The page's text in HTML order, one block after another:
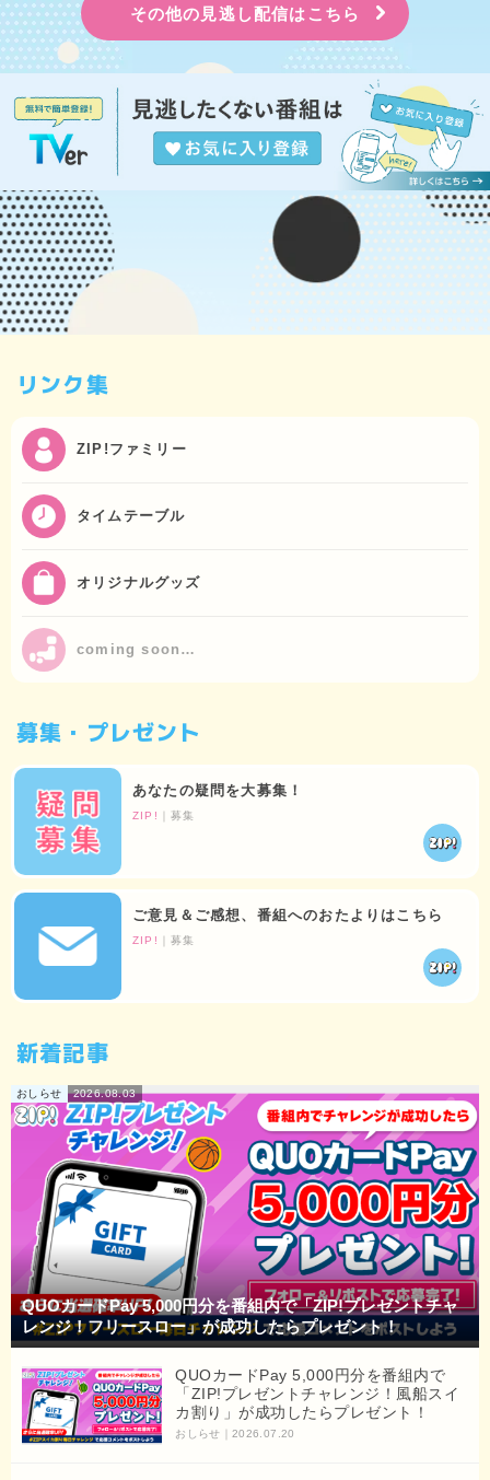
その他の見逃し配信はこちら
リンク集
ZIP!ファミリー
タイムテーブル
オリジナルグッズ
coming soon…
募集・プレゼント
あなたの疑問を大募集！
ZIP! ｜募集
ご意見＆ご感想、番組へのおたよりはこちら
ZIP! ｜募集
新着記事
QUOカードPay 5,000円分を番組内で「ZIP!プレゼントチャ
レンジ！フリースロー」が成功したらプレゼント！
おしらせ 2026.08.03
QUOカードPay 5,000円分を番組内で
「ZIP!プレゼントチャレンジ！風船スイ
カ割り」が成功したらプレゼント！
おしらせ 2026.07.20